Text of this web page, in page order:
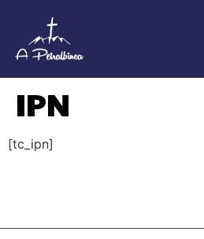
IPN
[tc_ipn]